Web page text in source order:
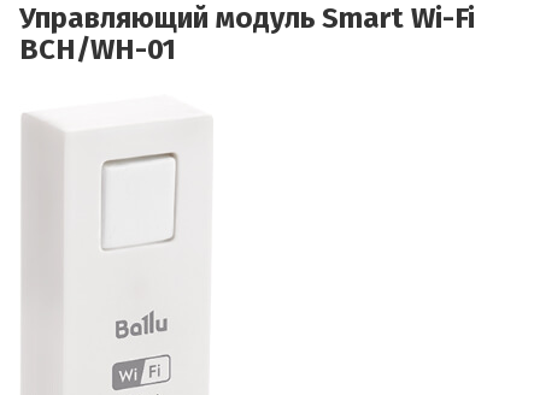
Управляющий модуль Smart Wi-Fi
BCH/WH-01